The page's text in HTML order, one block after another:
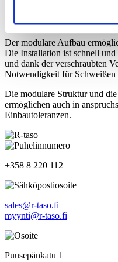
Anforderungen der Norm EN
Kennzeichnung nach EN
Der modulare Aufbau
Die Installation ist schnell
und dank der verschraubten
Notwendigkeit für
Die modulare Struktur und
ermöglichen auch in
Einbautoleranzen.
+358 8 220 112
sales@r-taso.fi
myynti@r-taso.fi
Puusepänkatu 1